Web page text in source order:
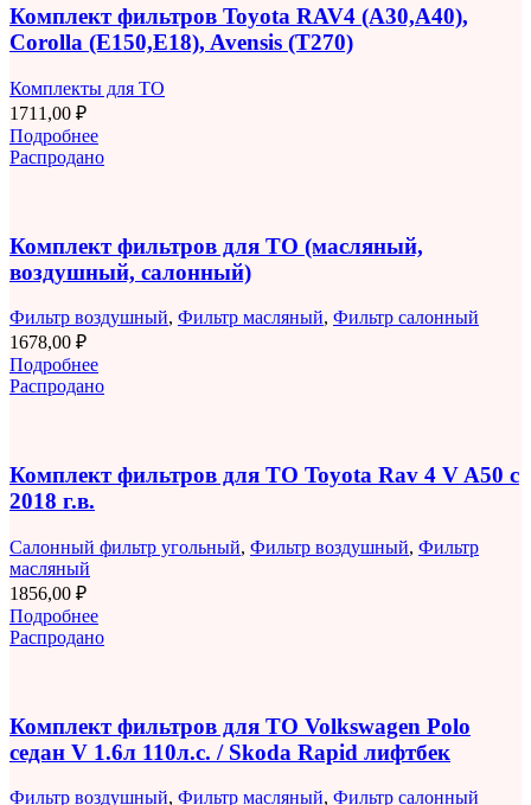
Комплект фильтров Toyota RAV4 (A30,A40),
Corolla (E150,E18), Avensis (T270)
Комплекты для ТО
1711,00 ₽
Подробнее
Распродано
Комплект фильтров для ТО (масляный,
воздушный, салонный)
Фильтр воздушный, Фильтр масляный, Фильтр салонный
1678,00 ₽
Подробнее
Распродано
Комплект фильтров для ТО Toyota Rav 4 V A50 с
2018 г.в.
Салонный фильтр угольный, Фильтр воздушный, Фильтр
масляный
1856,00 ₽
Подробнее
Распродано
Комплект фильтров для ТО Volkswagen Polo
седан V 1.6л 110л.с. / Skoda Rapid лифтбек
Фильтр воздушный, Фильтр масляный, Фильтр салонный